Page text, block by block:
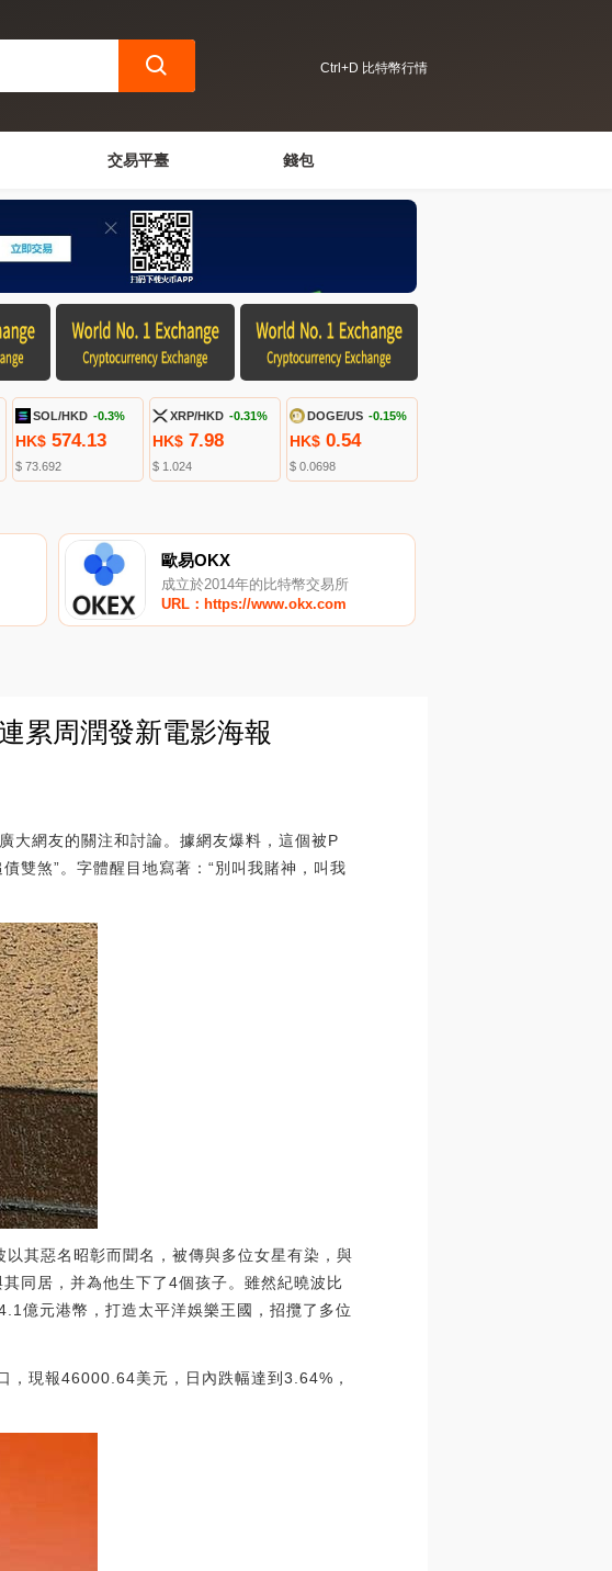
Ctrl+D 比特幣行情
交易平臺 錢包
SOL/HKD -0.3%
HK$ 574.13
$ 73.692
XRP/HKD -0.31%
HK$ 7.98
$ 1.024
DOGE/US -0.15%
HK$ 0.54
$ 0.0698
歐易OKX
成立於2014年的比特幣交易所
URL：https://www.okx.com
累周潤發新電影海報
大網友的關注和討論。據網友爆料，這個被P
雙煞”。字體醒目地寫著：“別叫我賭神，叫我
其惡名昭彰而聞名，被傳與多位女星有染，與
同居，并為他生下了4個孩子。雖然紀曉波比
億元港幣，打造太平洋娛樂王國，招攬了多位
現報46000.64美元，日內跌幅達到3.64%，